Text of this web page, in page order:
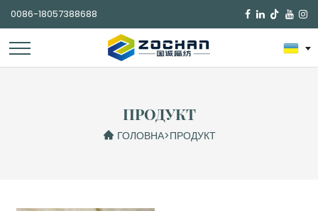
0086-18057388688 
ПРОДУКТ
ГОЛОВНА>ПРОДУКТ